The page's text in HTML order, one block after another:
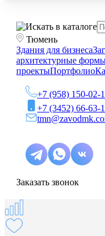
Тюмень
Здания для бизнеса
архитектурные
проектыПортфолио
+7 (958) 150-02-
+7 (3452) 66-63-
Заказать звонок